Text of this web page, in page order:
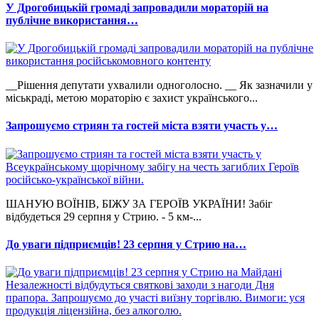
У Дрогобицькій громаді запровадили мораторій на
публічне використання…
__Рішення депутати ухвалили одноголосно. __ Як зазначили у
міськраді, метою мораторію є захист українського...
Запрошуємо стриян та гостей міста взяти участь у…
ШАНУЮ ВОЇНІВ, БІЖУ ЗА ГЕРОЇВ УКРАЇНИ! Забіг
відбудеться 29 серпня у Стрию. - 5 км-...
До уваги підприємців! 23 серпня у Стрию на…